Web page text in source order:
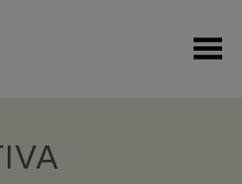
Menú Alterno